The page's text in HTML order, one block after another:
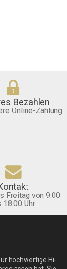
Bezahlen
Online-Zahlung
Freitag von 9:00
18:00 Uhr
hochwertige Hi-